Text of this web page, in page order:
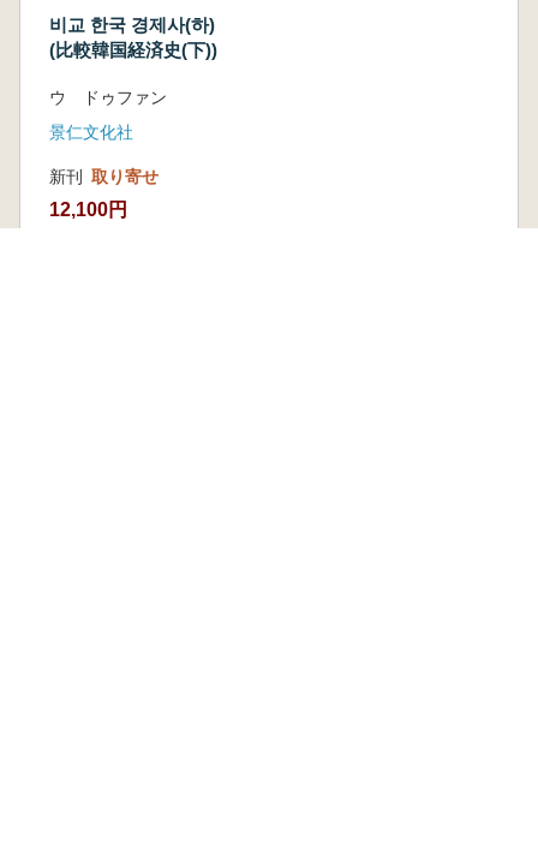
비교 한국 경제사(하)
(比較韓国経済史(下))
ウ ドゥファン
景仁文化社
新刊 取り寄せ
12,100円